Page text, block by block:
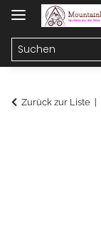
Zurück zur Liste